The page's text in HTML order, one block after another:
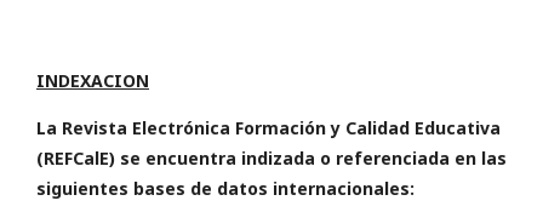
INDEXACION
La Revista Electrónica Formación y Calidad Educativa
(REFCalE) se encuentra indizada o referenciada en las
siguientes bases de datos internacionales: